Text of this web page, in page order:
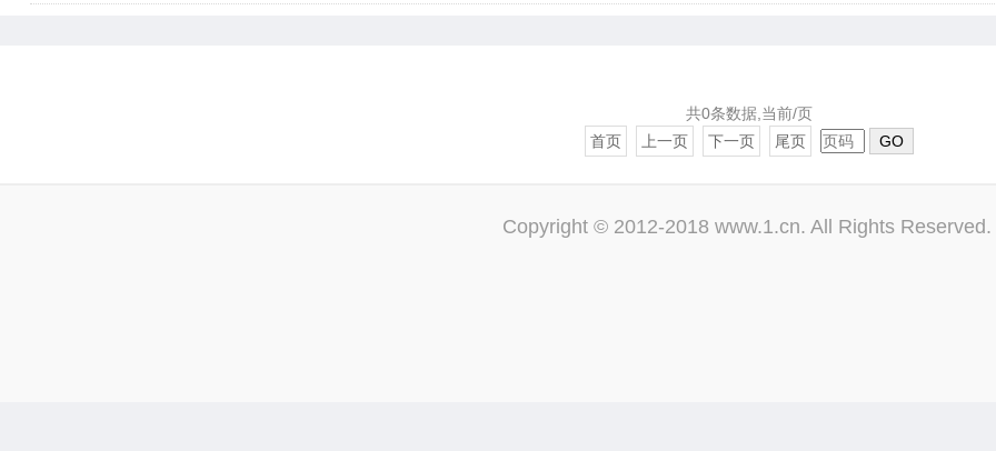
共0条数据,当前/页
首页
上一页 下一页 尾页 GO
Copyright © 2012-2018 www.1.cn. All Rights Reserved.